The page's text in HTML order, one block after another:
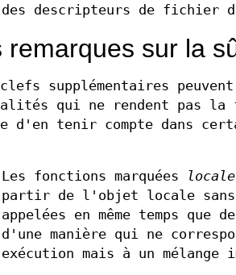
des descripteurs de fichier
remarques sur la
clefs supplémentaires
qui ne rendent pas
d'en tenir compte dans
Les fonctions marquées
locale
partir de l'objet locale sans
appelées en même temps que
d'une manière qui ne
exécution mais à un